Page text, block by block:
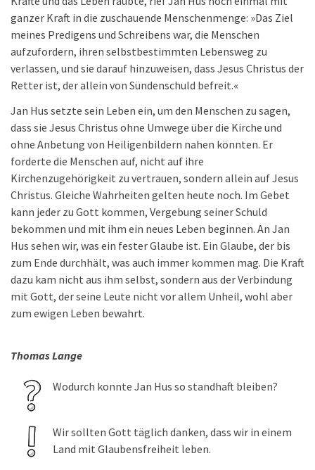
ganzer Kraft in die zuschauende Menschenmenge: »Das Ziel
meines Predigens und Schreibens war, die Menschen
aufzufordern, ihren selbstbestimmten Lebensweg zu
verlassen, und sie darauf hinzuweisen, dass Jesus Christus der
Retter ist, der allein von Sündenschuld befreit.«
Jan Hus setzte sein Leben ein, um den Menschen zu sagen,
dass sie Jesus Christus ohne Umwege über die Kirche und
ohne Anbetung von Heiligenbildern nahen könnten. Er
forderte die Menschen auf, nicht auf ihre
Kirchenzugehörigkeit zu vertrauen, sondern allein auf Jesus
Christus. Gleiche Wahrheiten gelten heute noch. Im Gebet
kann jeder zu Gott kommen, Vergebung seiner Schuld
bekommen und mit ihm ein neues Leben beginnen. An Jan
Hus sehen wir, was ein fester Glaube ist. Ein Glaube, der bis
zum Ende durchhält, was auch immer kommen mag. Die Kraft
dazu kam nicht aus ihm selbst, sondern aus der Verbindung
mit Gott, der seine Leute nicht vor allem Unheil, wohl aber
zum ewigen Leben bewahrt.
Thomas Lange
Wodurch konnte Jan Hus so standhaft bleiben?
Wir sollten Gott täglich danken, dass wir in einem
Land mit Glaubensfreiheit leben.